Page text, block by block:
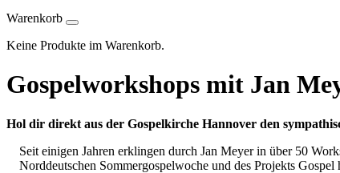
Warenkorb
Keine Produkte im Warenkorb.
Gospelworkshops mit Jan
Hol dir direkt aus der Gospelkirche Hannover den
Seit einigen Jahren erklingen durch Jan Meyer in über 50
Norddeutschen Sommergospelwoche und des Projekts